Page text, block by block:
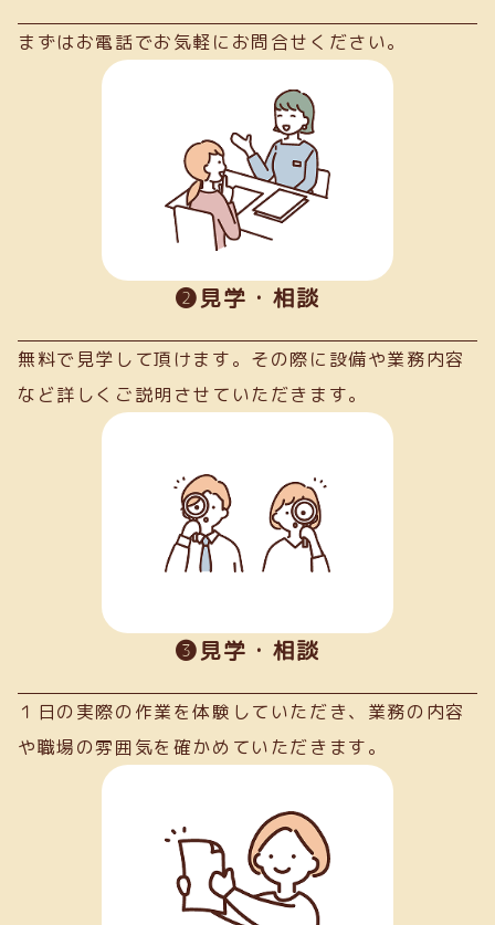
まずはお電話でお気軽にお問合せください。
➋見学・相談
無料で見学して頂けます。その際に設備や業務内容
など詳しくご説明させていただきます。
➌見学・相談
１日の実際の作業を体験していただき、業務の内容
や職場の雰囲気を確かめていただきます。